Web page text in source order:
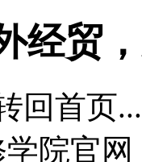
经贸
回首页...
院官网